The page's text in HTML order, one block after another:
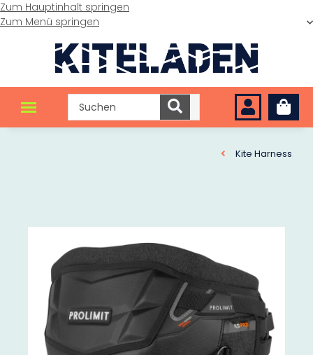
Zum Hauptinhalt springen
Zum Menü springen
Kite Harness